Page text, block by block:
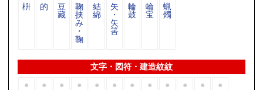
枡 的 豆
藏
鞠
挟
み
・
鞠
結
綿
矢
・
矢
筈
輪
鼓
輪
宝
蝋
燭
文字・図符・建造紋紋